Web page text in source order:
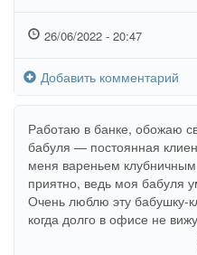
26/06/2022 - 20:47
Добавить комментарий
Работаю в банке, обожаю
бабуля — постоянная
меня вареньем
приятно, ведь моя бабуля
Очень люблю эту бабушку-
когда долго в офисе не